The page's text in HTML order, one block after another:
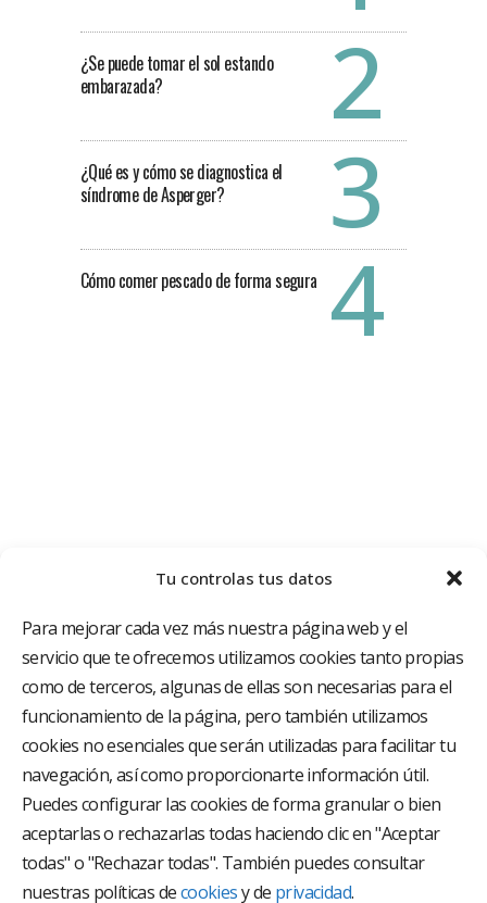
Tu controlas tus datos
Para mejorar cada vez más nuestra página web y el
servicio que te ofrecemos utilizamos cookies tanto propias
como de terceros, algunas de ellas son necesarias para el
funcionamiento de la página, pero también utilizamos
cookies no esenciales que serán utilizadas para facilitar tu
navegación, así como proporcionarte información útil.
Puedes configurar las cookies de forma granular o bien
aceptarlas o rechazarlas todas haciendo clic en "Aceptar
todas" o "Rechazar todas". También puedes consultar
nuestras políticas decookiesy de privacidad.
¿Se puede tomar el sol estando
embarazada?
¿Qué es y cómo se diagnostica el
síndrome de Asperger?
Cómo comer pescado de forma segura
El Grupo Hospitalario HLA es uno de los proveedores
hospitalarios con mayor presencia en España, creado
con el objetivo de proporcionar el acceso a una
asistencia sanitaria de alto nivel. Nuestra red asistencial
está compuesta por 18 hospitales y 37 centros médicos
multiespecialidad.